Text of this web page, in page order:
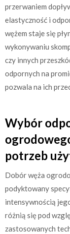
przerwaniem
elastyczność i
wężem staje się
wykonywaniu
czy innych
odpornych na
pozwala na ich
Wybór
potrzeb
Dobór węża
podyktowany
intensywnością
różnią się pod
zastosowanych